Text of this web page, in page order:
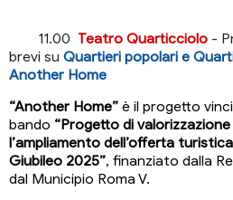
11.00 Teatro Quarticciolo -
brevi su Quartieri popolari e
Another Home
“Another Home” è il progetto
bando “Progetto di
l’ampliamento dell’offerta
Giubileo 2025”, finanziato dalla
dal Municipio Roma V.